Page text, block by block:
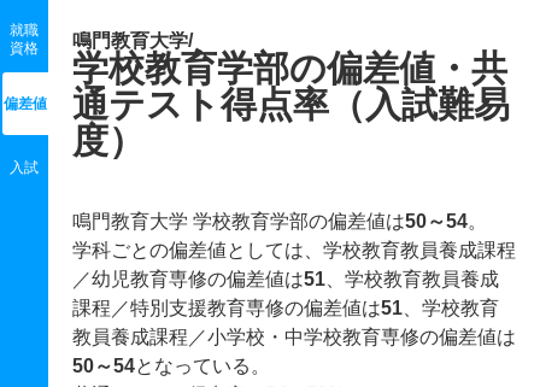
就職
資格
偏差値
入試
鳴門教育大学/
学校教育学部の偏差値・共
通テスト得点率（入試難易
度）
鳴門教育大学 学校教育学部の偏差値は50～54。
学科ごとの偏差値としては、学校教育教員養成課程
／幼児教育専修の偏差値は51 、学校教育教員養成
課程／特別支援教育専修の偏差値は51 、学校教育
教員養成課程／小学校・中学校教育専修の偏差値は
50～54となっている。